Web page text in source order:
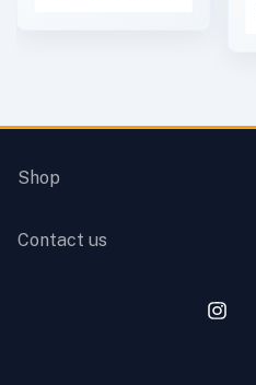
Shop
Contact us